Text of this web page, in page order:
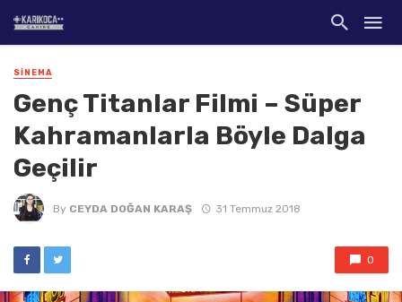
SINEMA
Genç Titanlar Filmi – Süper
Kahramanlarla Böyle Dalga
Geçilir
By CEYDA DOĞAN KARAŞ 31 Temmuz 2018
0